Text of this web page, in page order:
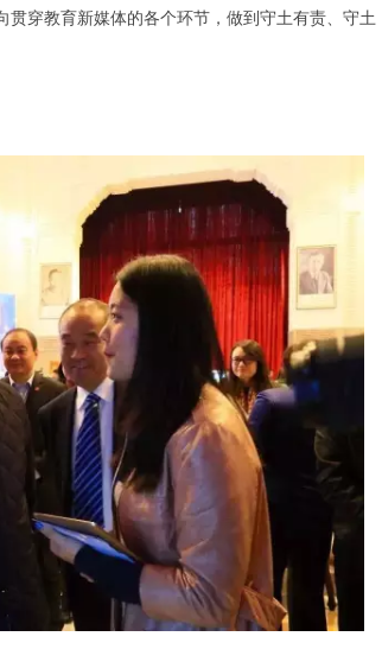
穿教育新媒体的各个环节，做到守土有责、守土